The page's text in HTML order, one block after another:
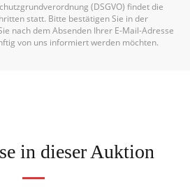
(DSGVO) findet die
statt. Bitte bestätigen Sie in der
nach dem Absenden Ihrer E-Mail-Adresse
von uns informiert werden möchten.
in dieser Auktion